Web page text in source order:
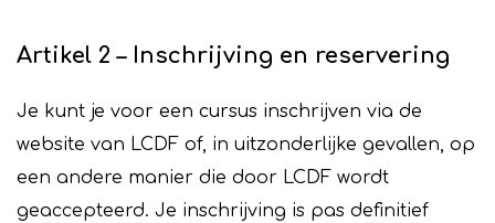
Artikel 2 – Inschrijving en reservering
Je kunt je voor een cursus inschrijven via de
website van LCDF of, in uitzonderlijke gevallen, op
een andere manier die door LCDF wordt
geaccepteerd. Je inschrijving is pas definitief